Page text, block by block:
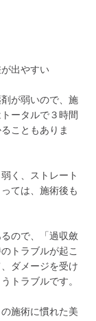
出やすい
が弱いので、施
ータルで３時間
こともありま
く、ストレート
ては、施術後も
ので、「過収斂
トラブルが起こ
ダメージを受け
トラブルです。
施術に慣れた美